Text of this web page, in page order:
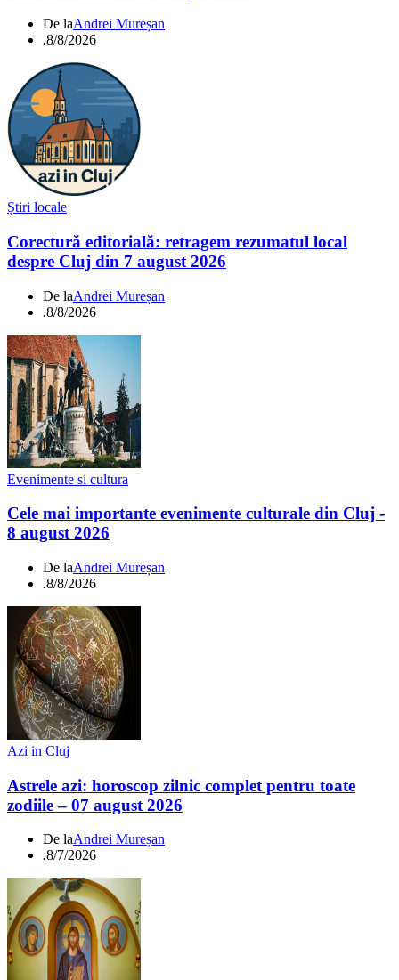
De laAndrei Mureșan
.8/8/2026
Știri locale
Corectură editorială: retragem rezumatul local
despre Cluj din 7 august 2026
De laAndrei Mureșan
.8/8/2026
Evenimente si cultura
Cele mai importante evenimente culturale din Cluj -
8 august 2026
De laAndrei Mureșan
.8/8/2026
Azi in Cluj
Astrele azi: horoscop zilnic complet pentru toate
zodiile – 07 august 2026
De laAndrei Mureșan
.8/7/2026